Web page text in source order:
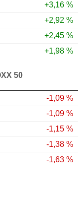
+3,16 %
+2,92 %
+2,45 %
+1,98 %
50
-1,09 %
-1,09 %
-1,15 %
-1,38 %
-1,63 %